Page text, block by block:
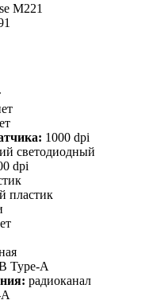
M221
1000 dpi
светодиодный
dpi
пластик
Type-A
радиоканал